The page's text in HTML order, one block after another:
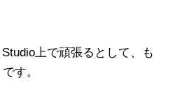
上で頑張るとして、も
す。